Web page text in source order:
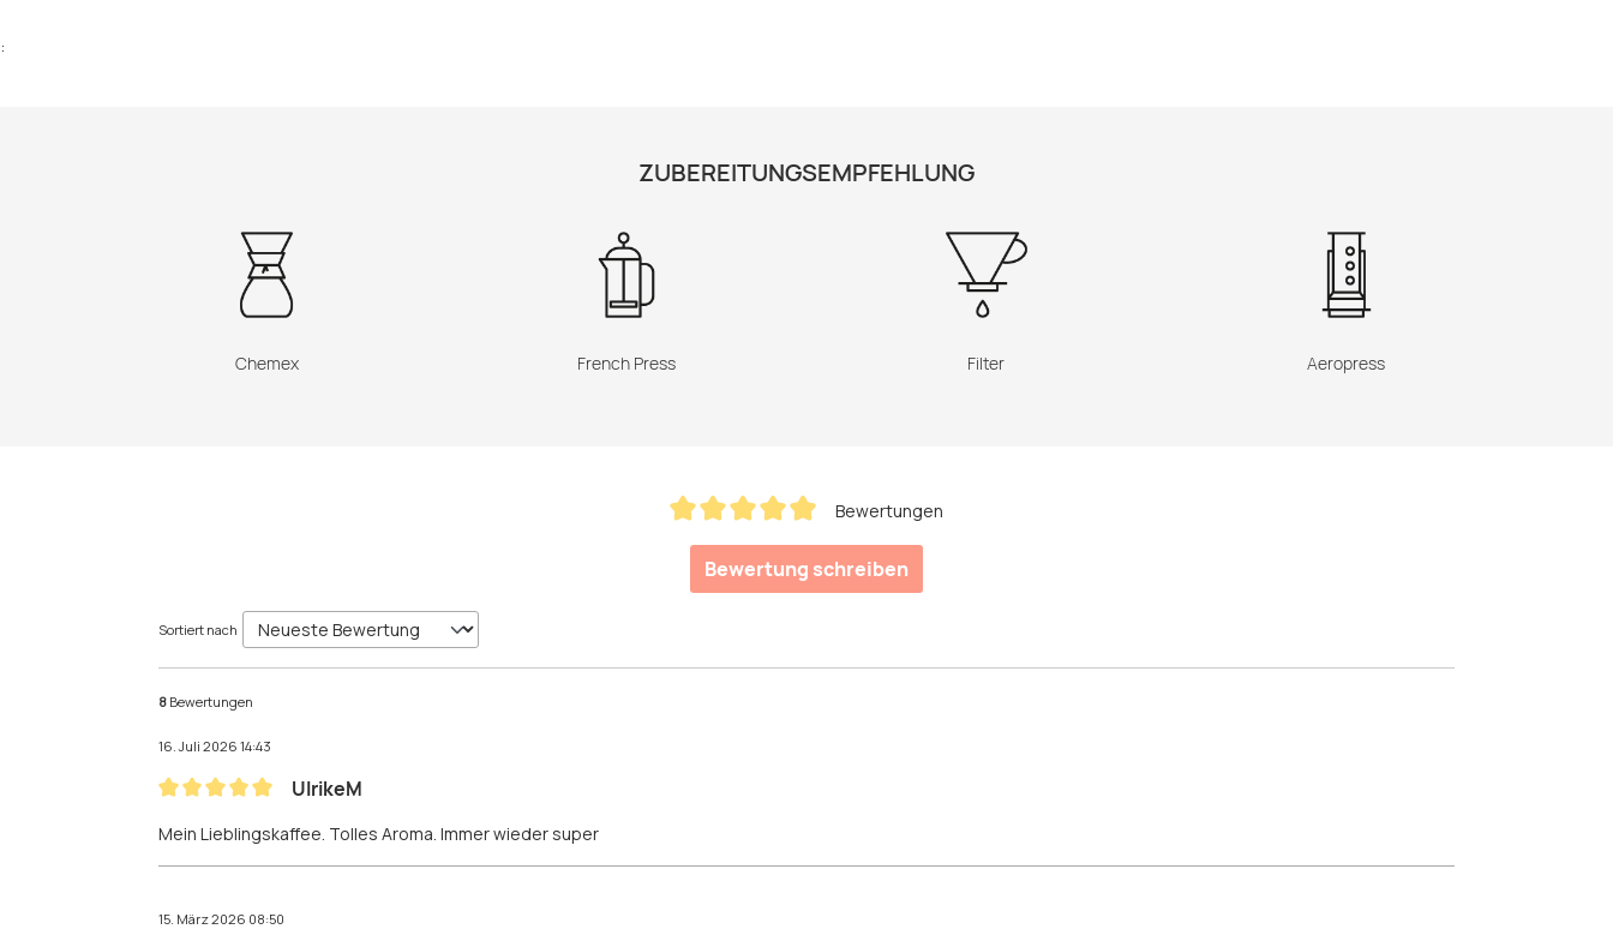
:
ZUBEREITUNGSEMPFEHLUNG
Chemex French Press Filter Aeropress
Bewertungen
Bewertung schreiben
Sortiert nach
8 Bewertungen
16. Juli 2026 14:43
UlrikeM
Mein Lieblingskaffee. Tolles Aroma. Immer wieder super
15. März 2026 08:50